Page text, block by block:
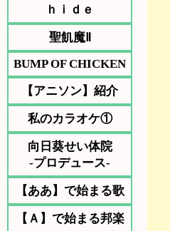
ｈｉｄｅ
聖飢魔Ⅱ
BUMP OF CHICKEN
【アニソン】紹介
私のカラオケ①
向日葵せい体院
-プロデュース-
【ああ】で始まる歌
【Ａ】で始まる邦楽